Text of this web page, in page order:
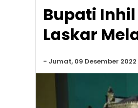
Bupati Inhil
Laskar
- Jumat, 09 Desember 2022